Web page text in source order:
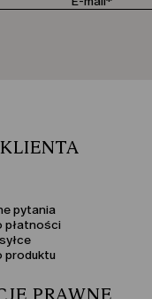
pytania
płatności
produktu
PRAWNE